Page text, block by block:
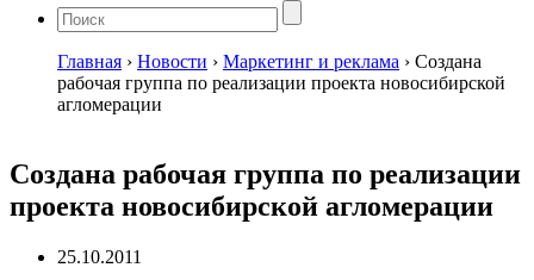
Главная › Новости › Маркетинг и реклама › Создана
рабочая группа по реализации проекта новосибирской
агломерации
Создана рабочая группа по реализации
проекта новосибирской агломерации
25.10.2011